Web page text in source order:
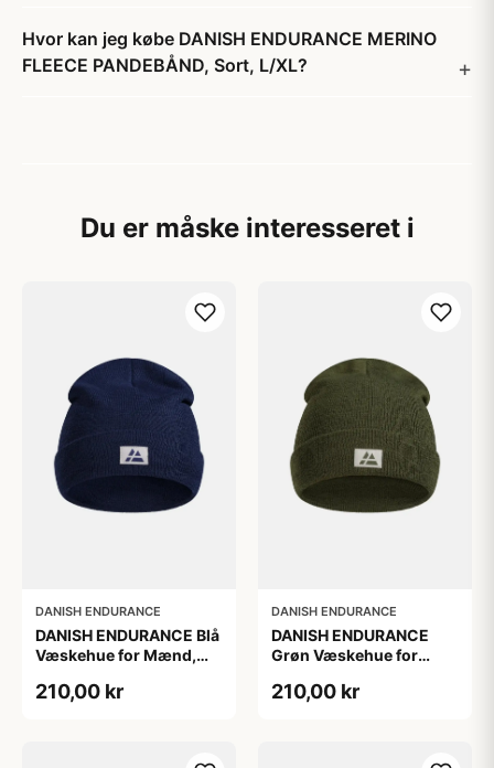
Hvor kan jeg købe DANISH ENDURANCE MERINO
FLEECE PANDEBÅND, Sort, L/XL?
Du er måske interesseret i
DANISH ENDURANCE
DANISH ENDURANCE Blå
Væskehue for Mænd,
Polyester
210,00 kr
DANISH ENDURANCE
DANISH ENDURANCE
Grøn Væskehue for
Genanvendt Polyester
210,00 kr